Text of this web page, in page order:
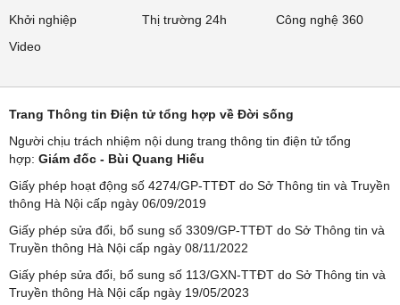
Khởi nghiệp
Thị trường 24h
Công nghệ 360
Video
Trang Thông tin Điện tử tổng hợp về Đời sống
Người chịu trách nhiệm nội dung trang thông tin điện tử tổng
hợp: Giám đốc - Bùi Quang Hiếu
Giấy phép hoạt động số 4274/GP-TTĐT do Sở Thông tin và Truyền
thông Hà Nội cấp ngày 06/09/2019
Giấy phép sửa đổi, bổ sung số 3309/GP-TTĐT do Sở Thông tin và
Truyền thông Hà Nội cấp ngày 08/11/2022
Giấy phép sửa đổi, bổ sung số 113/GXN-TTĐT do Sở Thông tin và
Truyền thông Hà Nội cấp ngày 19/05/2023